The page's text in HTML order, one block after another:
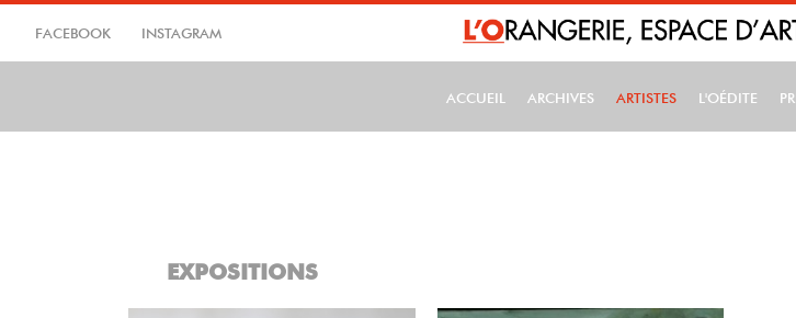
FACEBOOK INSTAGRAM
MAIN NAVIGATION
ACCUEIL ARCHIVES ARTISTES L'OÉDITE
EXPOSITIONS